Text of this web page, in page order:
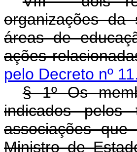
organizações da
áreas de
ações
pelo Decreto nº
§ 1º Os
indicados
associações
Ministro de